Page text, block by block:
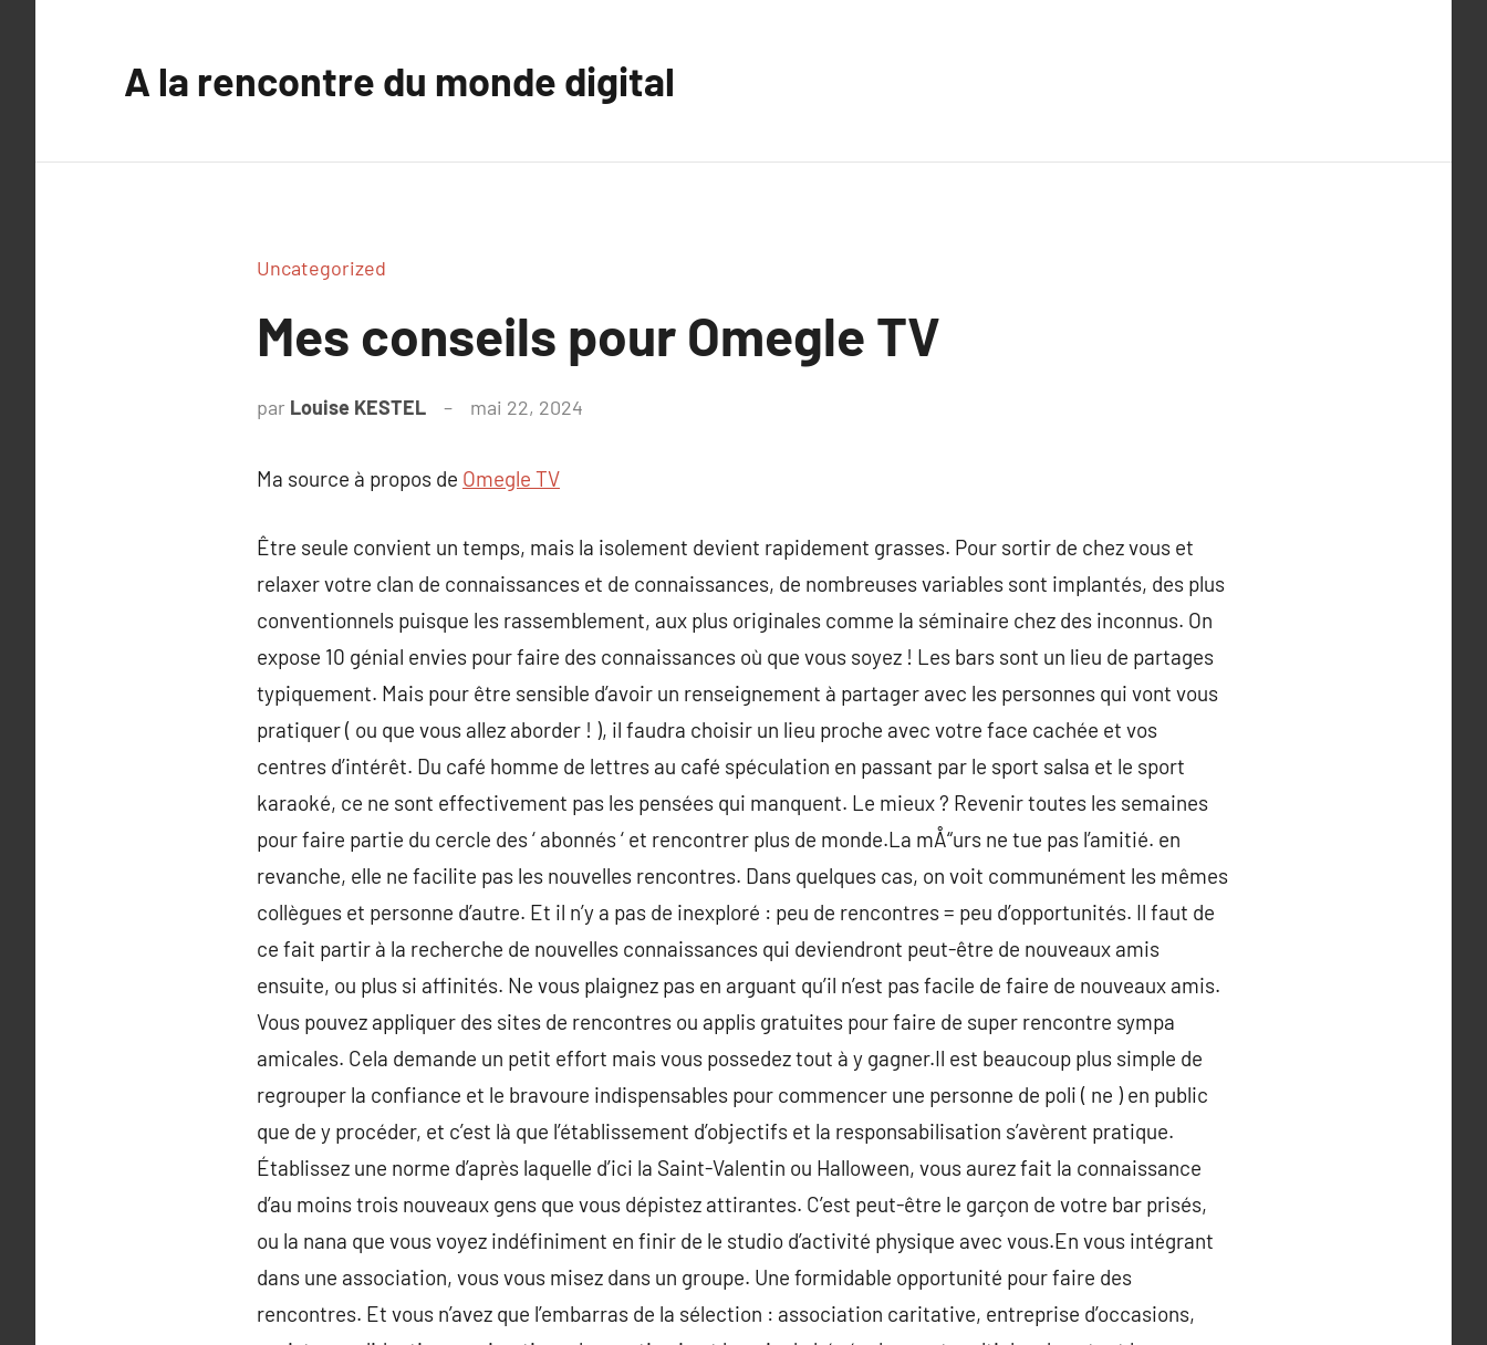
A la rencontre du monde digital
Uncategorized
Mes conseils pour Omegle TV
par Louise KESTEL mai 22, 2024
Ma source à propos de Omegle TV
Être seule convient un temps, mais la isolement devient rapidement grasses. Pour sortir de chez vous et
relaxer votre clan de connaissances et de connaissances, de nombreuses variables sont implantés, des plus
conventionnels puisque les rassemblement, aux plus originales comme la séminaire chez des inconnus. On
expose 10 génial envies pour faire des connaissances où que vous soyez ! Les bars sont un lieu de partages
typiquement. Mais pour être sensible d’avoir un renseignement à partager avec les personnes qui vont vous
pratiquer ( ou que vous allez aborder ! ), il faudra choisir un lieu proche avec votre face cachée et vos
centres d’intérêt. Du café homme de lettres au café spéculation en passant par le sport salsa et le sport
karaoké, ce ne sont effectivement pas les pensées qui manquent. Le mieux ? Revenir toutes les semaines
pour faire partie du cercle des ‘ abonnés ‘ et rencontrer plus de monde.La mÅ“urs ne tue pas l’amitié. en
revanche, elle ne facilite pas les nouvelles rencontres. Dans quelques cas, on voit communément les mêmes
collègues et personne d’autre. Et il n’y a pas de inexploré : peu de rencontres = peu d’opportunités. Il faut de
ce fait partir à la recherche de nouvelles connaissances qui deviendront peut-être de nouveaux amis
ensuite, ou plus si affinités. Ne vous plaignez pas en arguant qu’il n’est pas facile de faire de nouveaux amis.
Vous pouvez appliquer des sites de rencontres ou applis gratuites pour faire de super rencontre sympa
amicales. Cela demande un petit effort mais vous possedez tout à y gagner.Il est beaucoup plus simple de
regrouper la confiance et le bravoure indispensables pour commencer une personne de poli ( ne ) en public
que de y procéder, et c’est là que l’établissement d’objectifs et la responsabilisation s’avèrent pratique.
Établissez une norme d’après laquelle d’ici la Saint-Valentin ou Halloween, vous aurez fait la connaissance
d’au moins trois nouveaux gens que vous dépistez attirantes. C’est peut-être le garçon de votre bar prisés,
ou la nana que vous voyez indéfiniment en finir de le studio d’activité physique avec vous.En vous intégrant
dans une association, vous vous misez dans un groupe. Une formidable opportunité pour faire des
rencontres. Et vous n’avez que l’embarras de la sélection : association caritative, entreprise d’occasions,